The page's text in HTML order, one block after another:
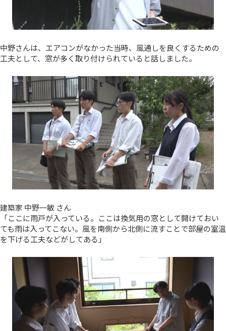
中野さんは、エアコンがなかった当時、風通しを良くするための
工夫として、窓が多く取り付けられていると話しました。
建築家 中野一敏 さん
「ここに雨戸が入っている。ここは換気用の窓として開けておい
ても雨は入ってこない。風を南側から北側に流すことで部屋の室温
を下げる工夫などがしてある」